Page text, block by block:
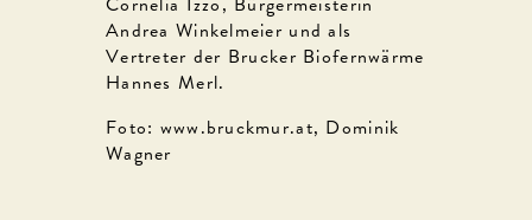
Andrea Winkelmeier und als
Vertreter der Brucker Biofernwärme
Hannes Merl.
Foto: www.bruckmur.at, Dominik
Wagner